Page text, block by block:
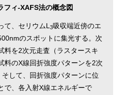
ィ-XAFS法の概念図
て、セリウムL 3吸収端近傍のエ
のスポットに集光する。次
料を2次元走査（ラスタースキ
料のX線回折強度パターンを2次
して、回折強度パターンに位
で、各入射X線エネルギーで